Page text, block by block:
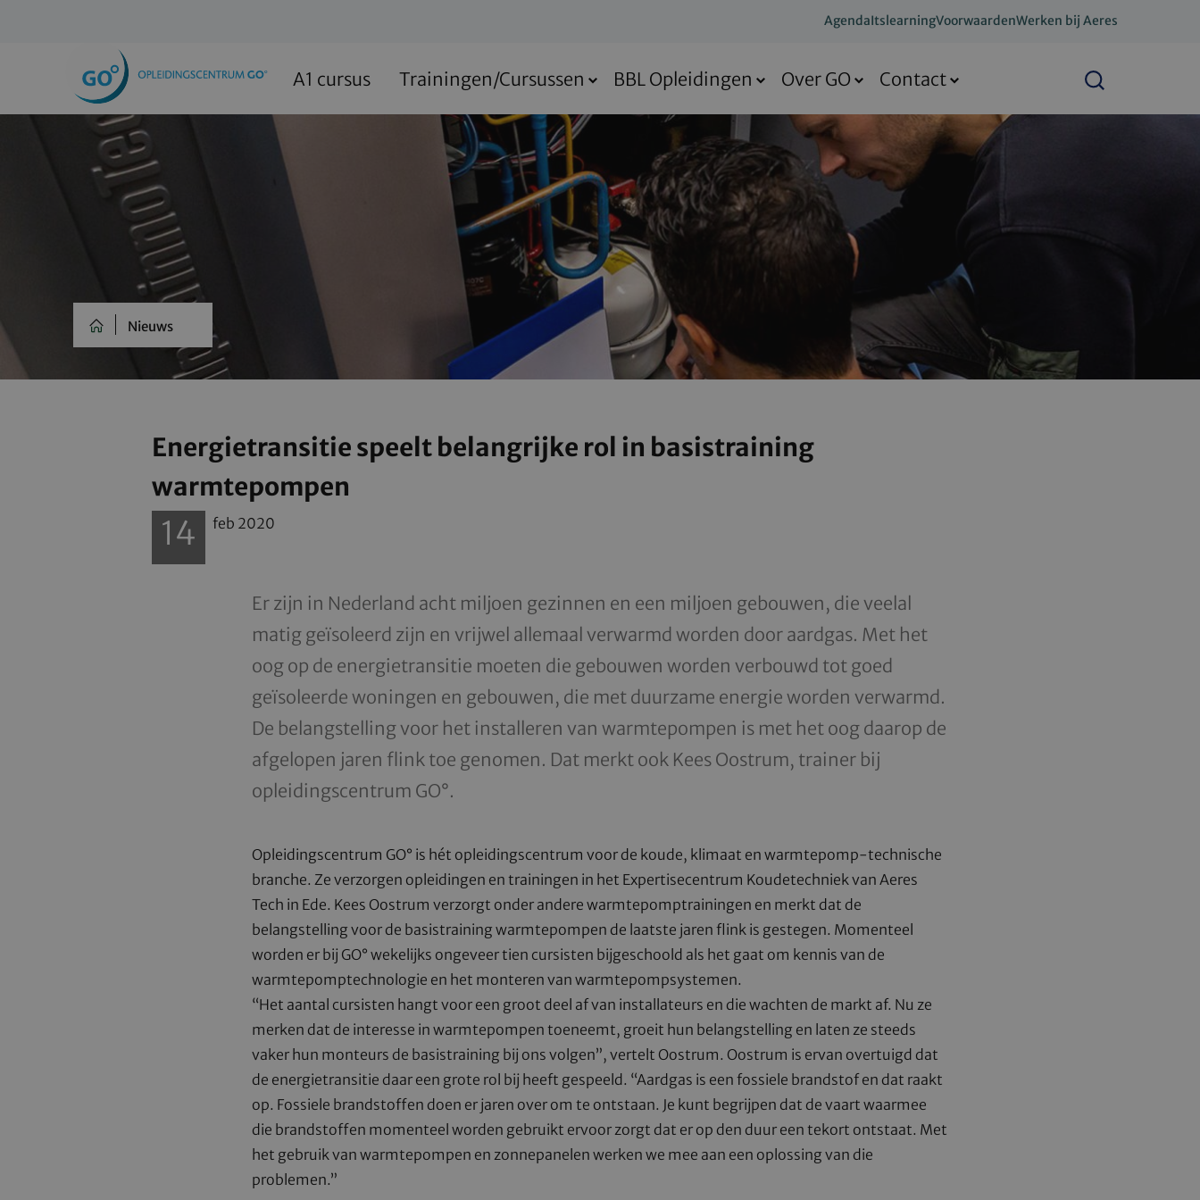
AgendaItslearningVoorwaardenWerken bij Aeres
A1 cursus Trainingen/Cursussen BBL Opleidingen Over GO Contact Zoeken
Opleidingscentrum
GO°
Nieuws
Energietransitie speelt belangrijke rol in basistraining
warmtepompen
Date
14 feb 2020
Er zijn in Nederland acht miljoen gezinnen en een miljoen gebouwen, die veelal
matig geïsoleerd zijn en vrijwel allemaal verwarmd worden door aardgas. Met het
oog op de energietransitie moeten die gebouwen worden verbouwd tot goed
geïsoleerde woningen en gebouwen, die met duurzame energie worden verwarmd.
De belangstelling voor het installeren van warmtepompen is met het oog daarop de
afgelopen jaren flink toe genomen. Dat merkt ook Kees Oostrum, trainer bij
opleidingscentrum GO°.
Opleidingscentrum GO° is hét opleidingscentrum voor de koude, klimaat en warmtepomp-technische
branche. Ze verzorgen opleidingen en trainingen in het Expertisecentrum Koudetechniek van Aeres
Tech in Ede. Kees Oostrum verzorgt onder andere warmtepomptrainingen en merkt dat de
belangstelling voor de basistraining warmtepompen de laatste jaren flink is gestegen. Momenteel
worden er bij GO° wekelijks ongeveer tien cursisten bijgeschoold als het gaat om kennis van de
warmtepomptechnologie en het monteren van warmtepompsystemen.
“Het aantal cursisten hangt voor een groot deel af van installateurs en die wachten de markt af. Nu ze
merken dat de interesse in warmtepompen toeneemt, groeit hun belangstelling en laten ze steeds
vaker hun monteurs de basistraining bij ons volgen”, vertelt Oostrum. Oostrum is ervan overtuigd dat
de energietransitie daar een grote rol bij heeft gespeeld. “Aardgas is een fossiele brandstof en dat raakt
op. Fossiele brandstoffen doen er jaren over om te ontstaan. Je kunt begrijpen dat de vaart waarmee
die brandstoffen momenteel worden gebruikt ervoor zorgt dat er op den duur een tekort ontstaat. Met
het gebruik van warmtepompen en zonnepanelen werken we mee aan een oplossing van die
problemen.”